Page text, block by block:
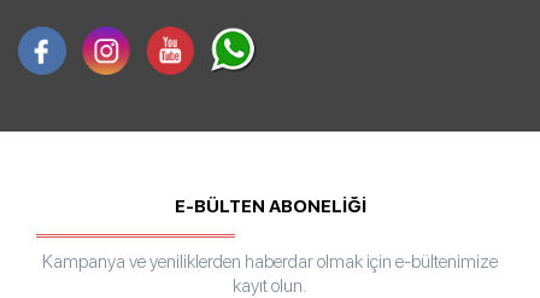
E-BÜLTEN ABONELİĞİ
Kampanya ve yeniliklerden haberdar olmak için e-bültenimize
kayıt olun.